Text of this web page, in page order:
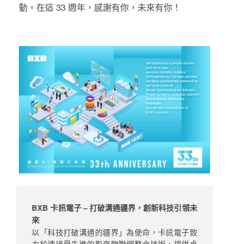
動。在這 33 週年，感謝有你，未來有你！
BXB 卡訊電子 – 打破溝通疆界，創新科技引領未
來
以「科技打破溝通的疆界」為使命，卡訊電子致